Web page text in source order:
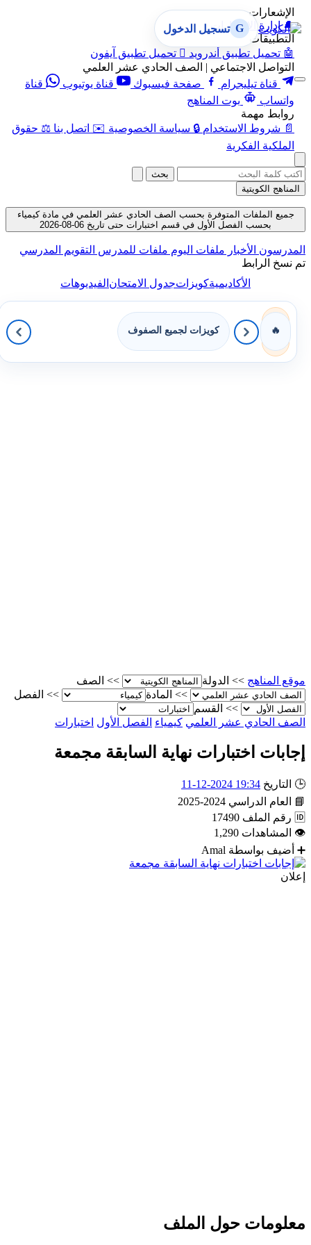
الإشعارات
🔔 إدارة الإشعارات
التطبيقات
🤖 تحميل تطبيق أندرويد  تحميل تطبيق آيفون
التواصل الاجتماعي | الصف الحادي عشر العلمي
قناة تيليجرام
صفحة فيسبوك قناة يوتيوب
قناة
واتساب
بوت المناهج
روابط مهمة
📄 شروط الاستخدام 🔒 سياسة الخصوصية ✉️ اتصل بنا ⚖️ حقوق
الملكية الفكرية
G تسجيل الدخول
بحث
المناهج الكويتية
جميع الملفات المتوفرة بحسب الصف الحادي عشر العلمي في مادة كيمياء
بحسب الفصل الأول في قسم اختبارات حتى تاريخ 06-08-2026
المدرسون الأخبار ملفات اليوم ملفات للمدرس التقويم المدرسي
تم نسخ الرابط
الأكاديميةكويزاتجدول الامتحانالفيديوهات
🔥 كويزات لجميع الصفوف
موقع المناهج >> الدولة >>
الصف
>>
المادة >>
الفصل
>>
القسم
الصف الحادي عشر العلمي كيمياء الفصل الأول اختبارات
إجابات اختبارات نهاية السابقة مجمعة
🕒 التاريخ 19:34 2024-12-11
📘
العام الدراسي 2024-2025
🆔 رقم الملف 17490
👁
المشاهدات 1,290
➕
أضيف بواسطة Amal
إعلان
معلومات حول الملف